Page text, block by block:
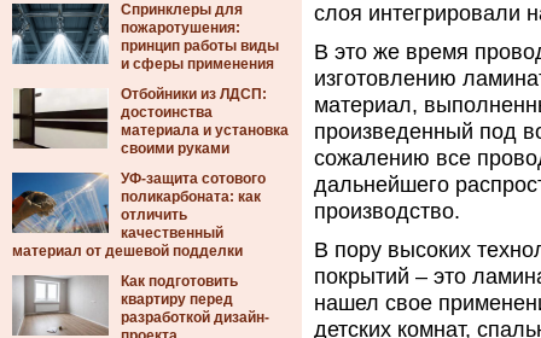
Спринклеры для
пожаротушения:
принцип работы виды
и сферы применения
Отбойники из ЛДСП:
достоинства
материала и установка
своими руками
УФ-защита сотового
поликарбоната: как
отличить
качественный
материал от дешевой подделки
Как подготовить
квартиру перед
разработкой дизайн-
слоя интегрировали
В это же время
изготовлению
материал,
произведенный под
сожалению все
дальнейшего
производство.
В пору высоких
покрытий – это
нашел свое
детских комнат,